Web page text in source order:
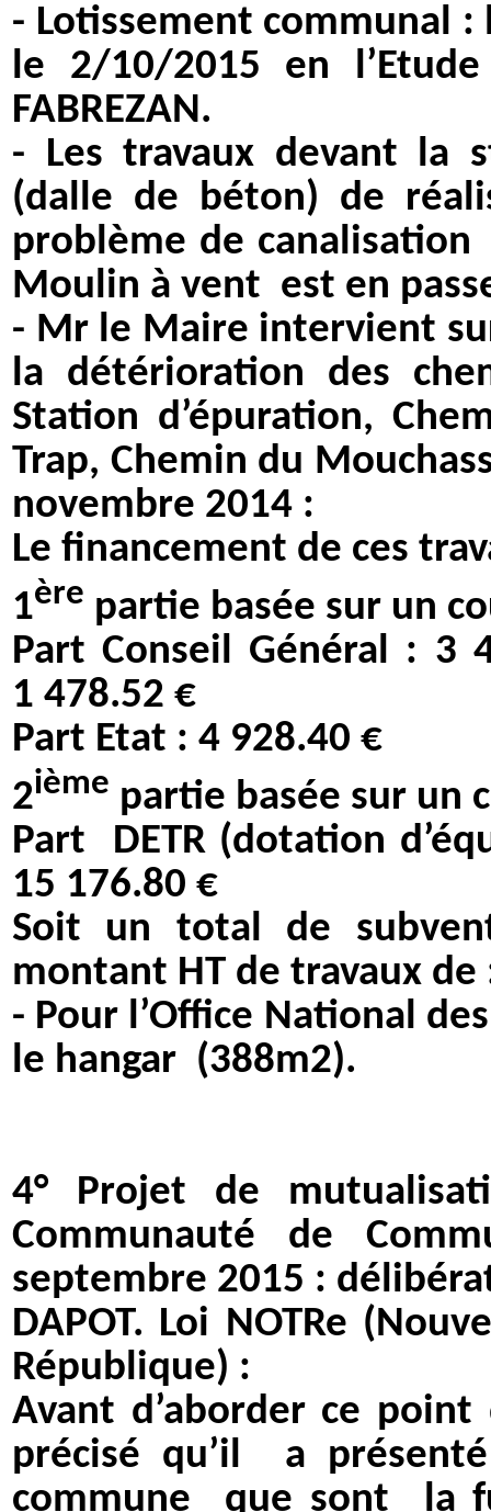
- Lotissement communal
le 2/10/2015 en
FABREZAN.
- Les travaux devant la
(dalle de béton) de
problème de canalisation
Moulin à vent est en
- Mr le Maire intervient
la détérioration des
Station d’épuration,
Trap, Chemin du
novembre 2014 :
Le financement de ces
1ère partie basée sur un
Part Conseil Général : 3
1 478.52 €
Part Etat : 4 928.40 €
2ième partie basée sur un
Part
DETR (dotation
15 176.80 €
Soit un total de
montant HT de travaux de
- Pour l’Office National
le hangar (388m2).
4° Projet de
Communauté de
septembre 2015 :
DAPOT. Loi NOTRe
République) :
Avant d’aborder ce
précisé qu’il
a
commune
que sont la